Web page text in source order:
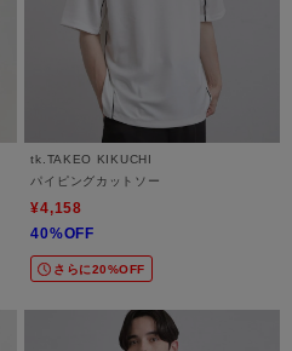
tk.TAKEO KIKUCHI
パイピングカットソー
¥4,158
40%OFF
さらに20%OFF